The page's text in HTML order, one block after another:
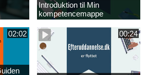
Introduktion til Min
kompetencemappe
02:02 00:24